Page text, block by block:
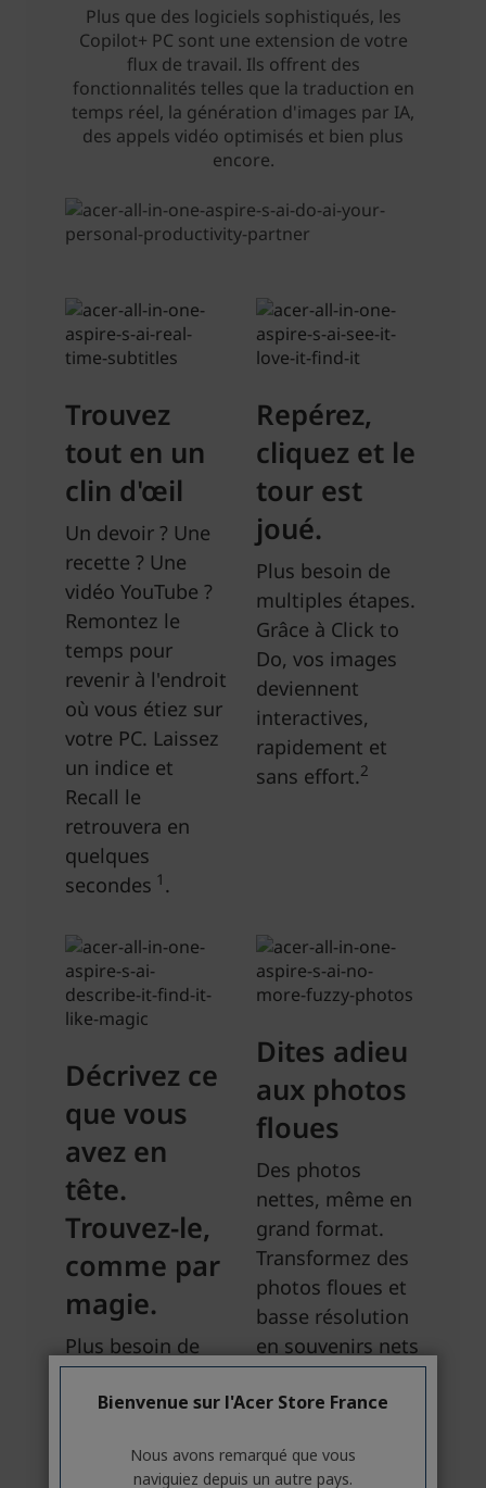
Bienvenue sur l'Acer Store France
Nous avons remarqué que vous
naviguiez depuis un autre pays.